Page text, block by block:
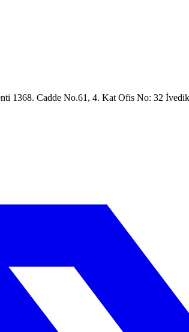
1368. Cadde No.61, 4. Kat Ofis No: 32